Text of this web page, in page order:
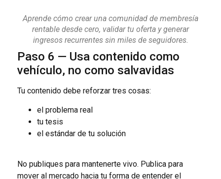
Aprende cómo crear una comunidad de membresía
rentable desde cero, validar tu oferta y generar
ingresos recurrentes sin miles de seguidores.
Paso 6 — Usa contenido como
vehículo, no como salvavidas
Tu contenido debe reforzar tres cosas:
el problema real
tu tesis
el estándar de tu solución
No publiques para mantenerte vivo. Publica para
mover al mercado hacia tu forma de entender el